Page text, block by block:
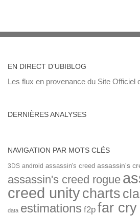
EN DIRECT D’UBIBLOG
Les flux en provenance du Site Officiel
DERNIÈRES ANALYSES
NAVIGATION PAR MOTS CLÉS
3DS android assassin's creed assassin's
assassin's creed rogue
creed unitycharts
data estimations f2p far cry